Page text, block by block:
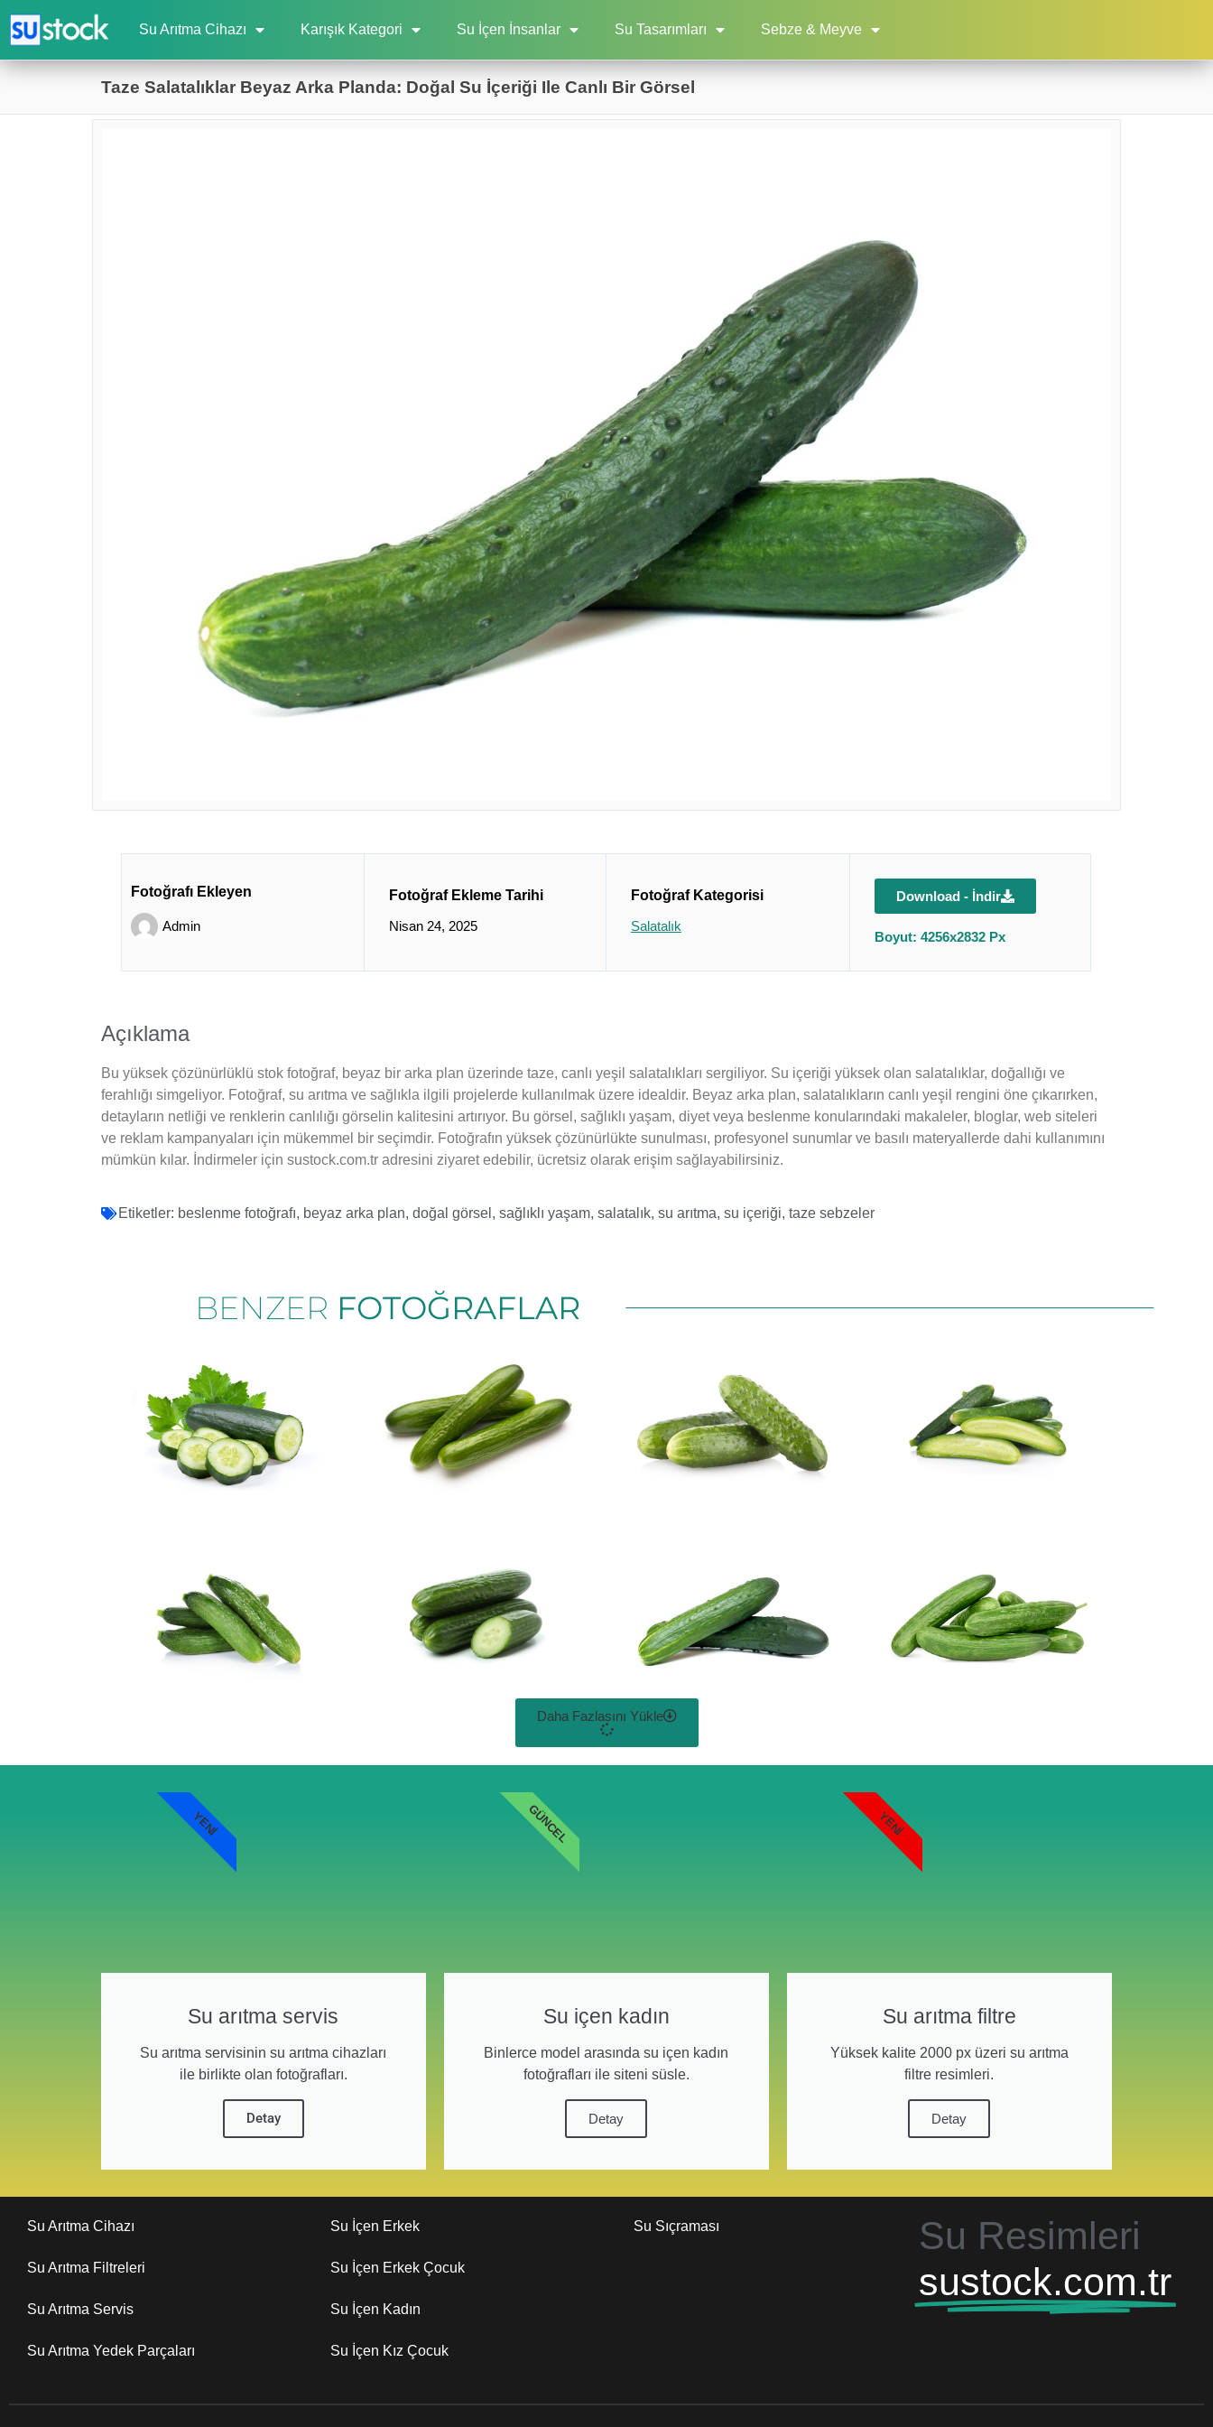
Su Arıtma Cihazı Karışık Kategori Su İçen İnsanlar Su Tasarımları Sebze & Meyve
Taze Salatalıklar Beyaz Arka Planda: Doğal Su İçeriği Ile Canlı Bir Görsel
Fotoğrafı Ekleyen
Admin
Fotoğraf Ekleme Tarihi
Nisan 24, 2025
Fotoğraf Kategorisi
Salatalık
Download - İndir
Boyut: 4256x2832 Px
Açıklama
Bu yüksek çözünürlüklü stok fotoğraf, beyaz bir arka plan üzerinde taze, canlı yeşil salatalıkları sergiliyor. Su içeriği yüksek olan salatalıklar, doğallığı ve
ferahlığı simgeliyor. Fotoğraf, su arıtma ve sağlıkla ilgili projelerde kullanılmak üzere idealdir. Beyaz arka plan, salatalıkların canlı yeşil rengini öne çıkarırken,
detayların netliği ve renklerin canlılığı görselin kalitesini artırıyor. Bu görsel, sağlıklı yaşam, diyet veya beslenme konularındaki makaleler, bloglar, web siteleri
ve reklam kampanyaları için mükemmel bir seçimdir. Fotoğrafın yüksek çözünürlükte sunulması, profesyonel sunumlar ve basılı materyallerde dahi kullanımını
mümkün kılar. İndirmeler için sustock.com.tr adresini ziyaret edebilir, ücretsiz olarak erişim sağlayabilirsiniz.
Etiketler: beslenme fotoğrafı, beyaz arka plan, doğal görsel , sağlıklı yaşam, salatalık, su arıtma, su içeriği, taze sebzeler
BENZER FOTOĞRAFLAR
Daha Fazlasını Yükle
Su arıtma servis
Su arıtma servisinin su arıtma cihazları
ile birlikte olan fotoğrafları.
Detay
YENI
Su içen kadın
Binlerce model arasında su içen kadın
fotoğrafları ile siteni süsle.
Detay
GÜNCEL
Su arıtma filtre
Yüksek kalite 2000 px üzeri su arıtma
filtre resimleri.
Detay
YENI
Su Arıtma Cihazı
Su Arıtma Filtreleri
Su Arıtma Servis
Su Arıtma Yedek Parçaları
Su İçen Erkek
Su İçen Erkek Çocuk
Su İçen Kadın
Su İçen Kız Çocuk
Su Sıçraması
Su Resimleri
sustock.com.tr